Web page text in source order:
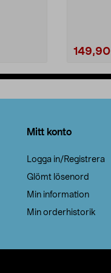
149,90
Mitt konto
Logga in/Registrera
Glömt lösenord
Min information
Min orderhistorik